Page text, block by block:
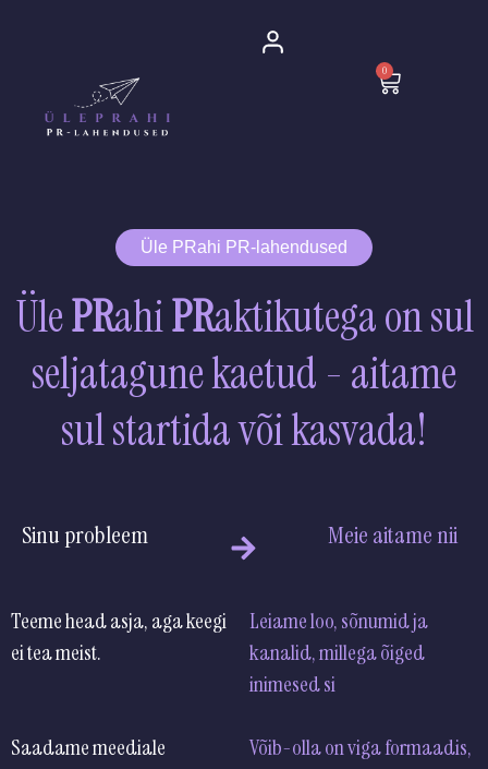
0
Cart
Üle PRahi PR-lahendused
ÜlePRahiPRaktikutega on sul
seljatagune kaetud - aitame
sul startida või kasvada!
Sinu probleem Meie aitame nii
Teeme head asja, aga keegi
ei tea meist.
Leiame loo, sõnumid ja
kanalid, millega õiged
inimese
Saadame meediale
Võib-olla on viga formaadis,